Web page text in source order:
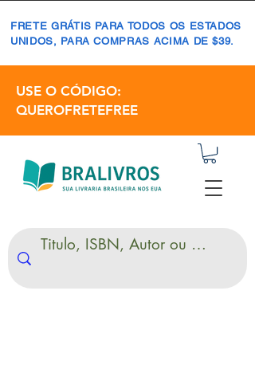
FRETE GRÁTIS PARA TODOS OS ESTADOS
UNIDOS, PARA COMPRAS ACIMA DE $39.
USE O CÓDIGO:
QUEROFRETEFREE